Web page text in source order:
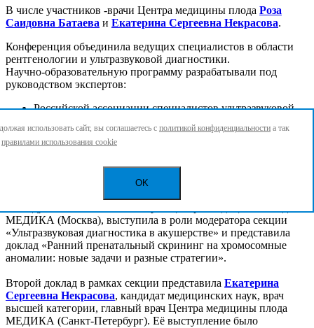
В числе участников -врачи Центра медицины плода Роза
Саидовна Батаева и Екатерина Сергеевна Некрасова.
Конференция объединила ведущих специалистов в области
рентгенологии и ультразвуковой диагностики.
Научно‑образовательную программу разрабатывали под
руководством экспертов:
Российской ассоциации специалистов ультразвуковой
Российского общества рентгенологов и радиологов
(РОРР)
, кандидат медицинских наук, доцент
МЕДИКА (Москва), выступила в роли модератора секции
«Ультразвуковая диагностика в акушерстве» и представила
доклад «Ранний пренатальный скрининг на хромосомные
аномалии: новые задачи и разные стратегии».
Второй доклад в рамках секции представила Екатерина
Сергеевна Некрасова, кандидат медицинских наук, врач
высшей категории, главный врач Центра медицины плода
МЕДИКА (Санкт‑Петербург). Её выступление было
использовать сайт, вы соглашаетесь с политикой конфиденциальности а так
правилами использования cookie
OK